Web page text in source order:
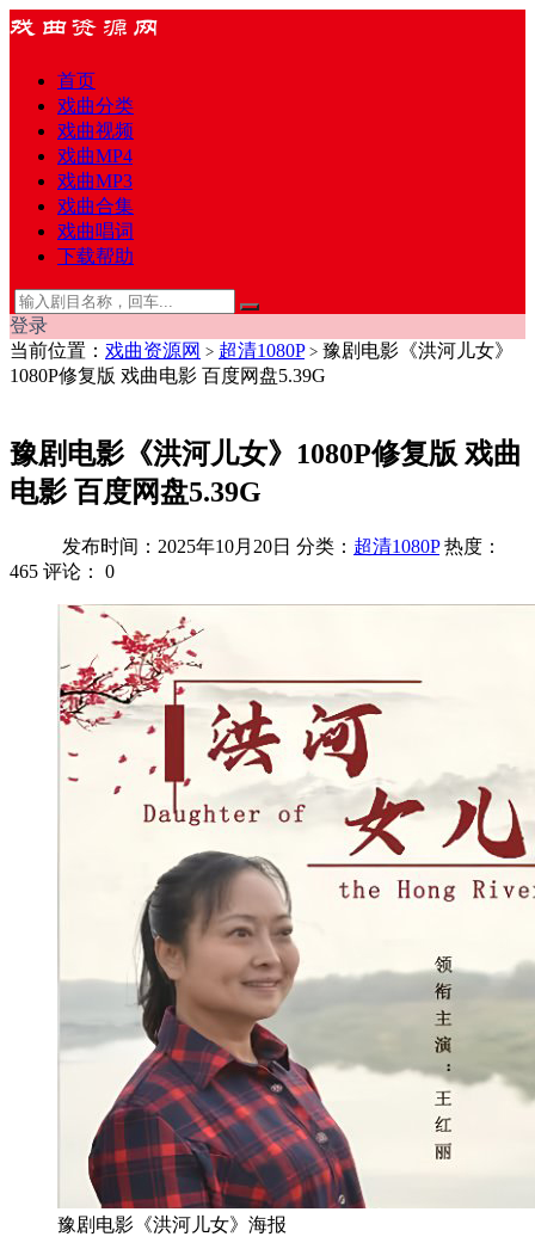
首页
戏曲分类
戏曲视频
戏曲MP4
戏曲MP3
戏曲合集
戏曲唱词
下载帮助
登录
当前位置： 戏曲资源网 > 超清1080P > 豫剧电影《洪河儿女》
1080P修复版 戏曲电影 百度网盘5.39G
豫剧电影《洪河儿女》1080P修复版 戏曲
电影 百度网盘5.39G
发布时间：2025年10月20日 分类： 超清1080P 热度：
465 评论： 0
豫剧电影《洪河儿女》海报